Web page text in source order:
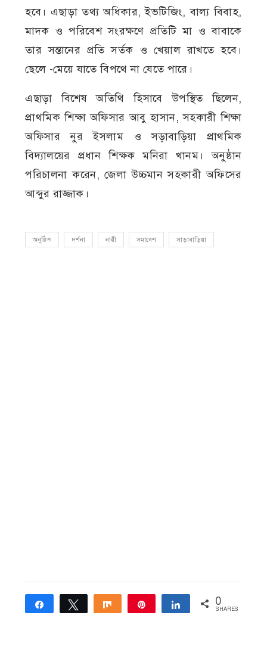
হবে। এছাড়া তথ্য অধিকার, ইভটিজিং, বাল্য বিবাহ,
মাদক ও পরিবেশ সংরক্ষণে প্রতিটি মা ও বাবাকে
তার সন্তানের প্রতি সর্তক ও খেয়াল রাখতে হবে।
ছেলে -মেয়ে যাতে বিপথে না যেতে পারে।
এছাড়া বিশেষ অতিথি হিসাবে উপস্থিত ছিলেন,
প্রাথমিক শিক্ষা অফিসার আবু হাসান, সহকারী শিক্ষা
অফিসার নুর ইসলাম ও সড়াবাড়িয়া প্রাথমিক
বিদ্যালয়ের প্রধান শিক্ষক মনিরা খানম। অনুষ্ঠান
পরিচালনা করেন, জেলা উচ্চমান সহকারী অফিসের
আব্দুর রাজ্জাক।
অনুষ্ঠিত দর্শনা নারী সমাবেশ সাড়াবাড়িয়া
Share Tweet Share Share 0
SHARES